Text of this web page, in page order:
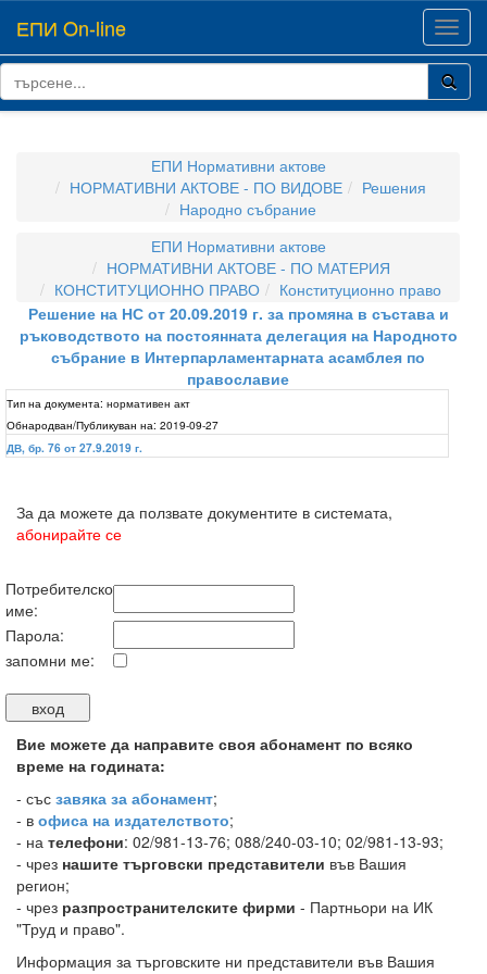
ЕПИ On-line
ЕПИ Нормативни актове
НОРМАТИВНИ АКТОВЕ - ПО ВИДОВЕ
Решения
Народно събрание
ЕПИ Нормативни актове
НОРМАТИВНИ АКТОВЕ - ПО МАТЕРИЯ
КОНСТИТУЦИОННО ПРАВО
Конституционно право
Решение на НС от 20.09.2019 г. за промяна в състава и
ръководството на постоянната делегация на Народното
събрание в Интерпарламентарната асамблея по
православие
Тип на документа: нормативен акт
Обнародван/Публикуван на: 2019-09-27
ДВ, бр. 76 от 27.9.2019 г.
За да можете да ползвате документите в системата,
абонирайте се
Потребителско
име:
Парола:
запомни ме:
Вие можете да направите своя абонамент по всяко
време на годината:
- със завяка за абонамент;
- в офиса на издателството;
- на телефони: 02/981-13-76; 088/240-03-10; 02/981-13-93;
- чрез нашите търговски представители във Вашия
регион;
- чрез разпространителските фирми - Партньори на ИК
"Труд и право".
Информация за търговските ни представители във Вашия